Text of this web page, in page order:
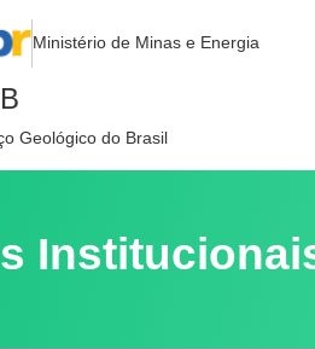
Ministério de Minas e Energia
Geológico do Brasil